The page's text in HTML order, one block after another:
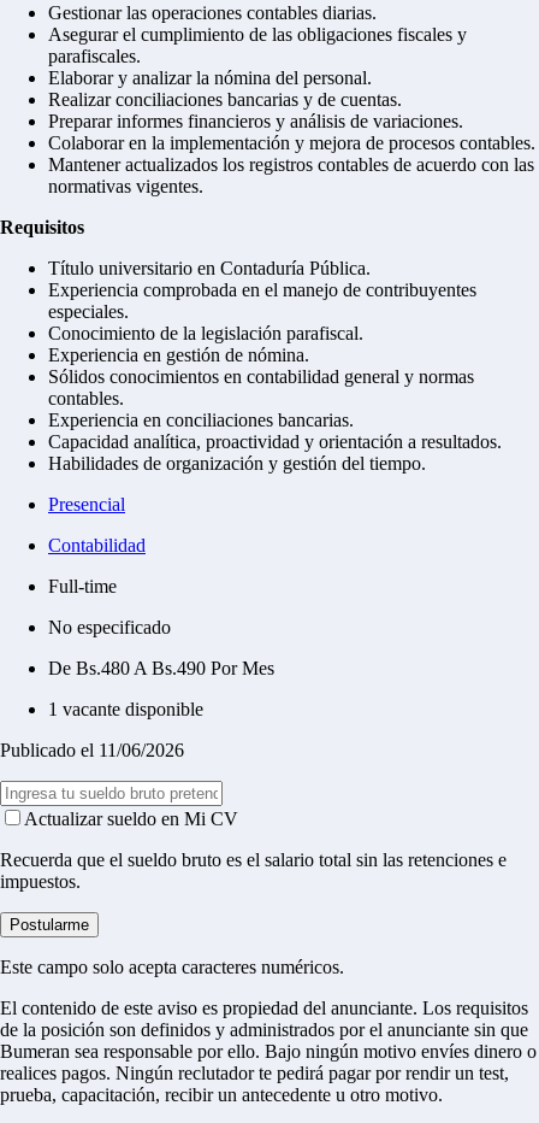
Gestionar las operaciones contables diarias.
Asegurar el cumplimiento de las obligaciones fiscales y
parafiscales.
Elaborar y analizar la nómina del personal.
Realizar conciliaciones bancarias y de cuentas.
Preparar informes financieros y análisis de variaciones.
Colaborar en la implementación y mejora de procesos contables.
Mantener actualizados los registros contables de acuerdo con las
normativas vigentes.
Requisitos
Título universitario en Contaduría Pública.
Experiencia comprobada en el manejo de contribuyentes
especiales.
Conocimiento de la legislación parafiscal.
Experiencia en gestión de nómina.
Sólidos conocimientos en contabilidad general y normas
contables.
Experiencia en conciliaciones bancarias.
Capacidad analítica, proactividad y orientación a resultados.
Habilidades de organización y gestión del tiempo.
Presencial
Contabilidad
Full-time
No especificado
De Bs.480 A Bs.490 Por Mes
1 vacante disponible
Publicado el 11/06/2026
Actualizar sueldo en Mi CV
Recuerda que el sueldo bruto es el salario total sin las retenciones e
impuestos.
Postularme
Este campo solo acepta caracteres numéricos.
El contenido de este aviso es propiedad del anunciante. Los requisitos
de la posición son definidos y administrados por el anunciante sin que
Bumeran sea responsable por ello. Bajo ningún motivo envíes dinero o
realices pagos. Ningún reclutador te pedirá pagar por rendir un test,
prueba, capacitación, recibir un antecedente u otro motivo.